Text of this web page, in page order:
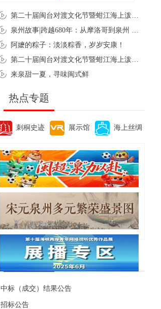
阿嬷的粽子：淡淡粽香，岁岁安康！
来泉甜一夏，寻味闽式鲜
热点专题
刺桐史迹 展示馆 海上丝绸
便民资讯
中标（成交）结果公告
招标公告